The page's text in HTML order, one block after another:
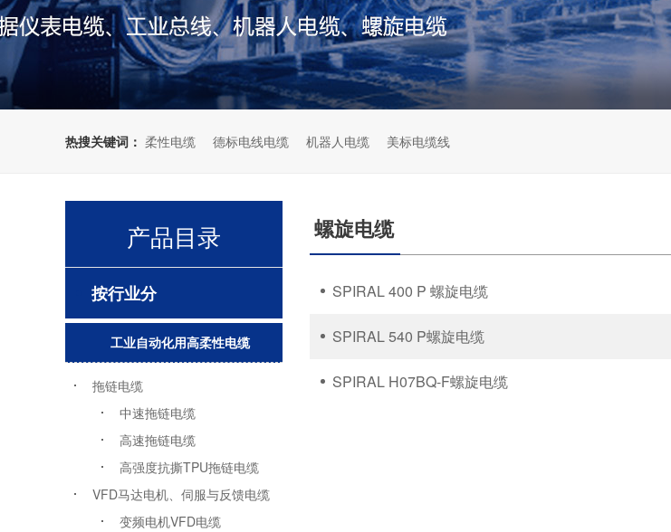
CB认证电缆
PSE认证日标电缆
潜水和油泵行业
仪器仪表
铁路轨道交通机车行业
海洋石油化工行业
比特币矿机电缆
热搜关键词： 柔性电缆 德标电线电缆 机器人电缆 美标电缆线
螺旋电缆
SPIRAL 400 P 螺旋电缆
SPIRAL 540 P螺旋电缆
SPIRAL H07BQ-F螺旋电缆
产品目录
按行业分
工业自动化用高柔性电缆
拖链电缆
中速拖链电缆
高速拖链电缆
高强度抗撕TPU拖链电缆
VFD马达电机、伺服与反馈电缆
变频电机VFD电缆